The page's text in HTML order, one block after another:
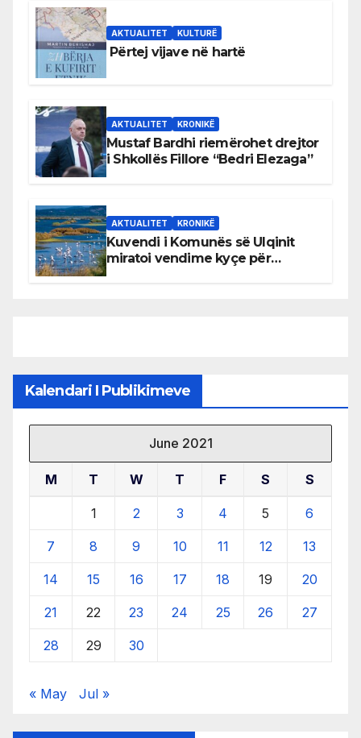
AKTUALITET KULTURË
Përtej vijave në hartë
AKTUALITET KRONIKË
Mustaf Bardhi riemërohet drejtor
i Shkollës Fillore “Bedri Elezaga”
AKTUALITET KRONIKË
Kuvendi i Komunës së Ulqinit
miratoi vendime kyçe për
Kalendari I Publikimeve
June 2021
M T W T F S S
1 2 3 4 5 6
7 8 9 10 11 12 13
14 15 16 17 18 19 20
21 22 23 24 25 26 27
28 29 30
« May Jul »